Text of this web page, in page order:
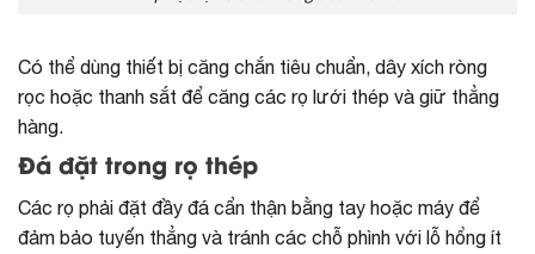
Có thể dùng thiết bị căng chắn tiêu chuẩn, dây xích ròng
rọc hoặc thanh sắt để căng các rọ lưới thép và giữ thẳng
hàng.
Đá đặt trong rọ thép
Các rọ phải đặt đầy đá cẩn thận bằng tay hoặc máy để
đảm bảo tuyến thẳng và tránh các chỗ phình với lỗ hổng ít